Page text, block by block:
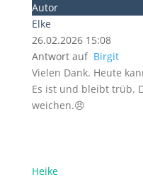
Autor
Elke
26.02.2026 15:08
Antwort auf Birgit
Vielen Dank. Heute
Es ist und bleibt trüb.
weichen.😠
Heike